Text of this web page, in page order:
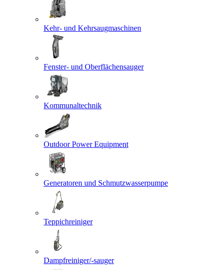
Kehr- und Kehrsaugmaschinen
Fenster- und Oberflächensauger
Kommunaltechnik
Outdoor Power Equipment
Generatoren und Schmutzwasserpumpe
Teppichreiniger
Dampfreiniger/-sauger